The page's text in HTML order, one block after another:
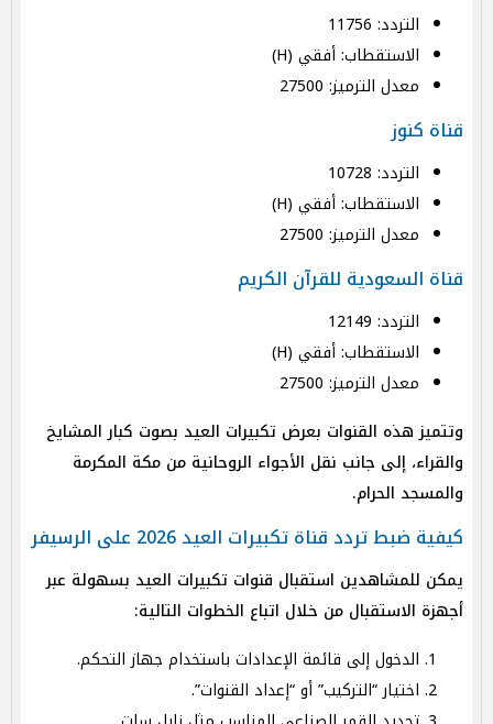
التردد: 11756
الاستقطاب: أفقي (H)
معدل الترميز: 27500
قناة كنوز
التردد: 10728
الاستقطاب: أفقي (H)
معدل الترميز: 27500
قناة السعودية للقرآن الكريم
التردد: 12149
الاستقطاب: أفقي (H)
معدل الترميز: 27500
وتتميز هذه القنوات بعرض تكبيرات العيد بصوت كبار المشايخ
والقراء، إلى جانب نقل الأجواء الروحانية من مكة المكرمة
والمسجد الحرام.
كيفية ضبط تردد قناة تكبيرات العيد 2026 على الرسيفر
يمكن للمشاهدين استقبال قنوات تكبيرات العيد بسهولة عبر
أجهزة الاستقبال من خلال اتباع الخطوات التالية:
الدخول إلى قائمة الإعدادات باستخدام جهاز التحكم.
اختيار “التركيب” أو “إعداد القنوات”.